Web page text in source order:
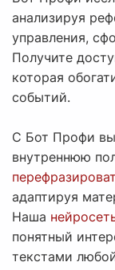
анализируя
управления,
Получите
которая
событий.
С Бот Профи вы
внутреннюю
адаптируя
Наша
понятный
текстами